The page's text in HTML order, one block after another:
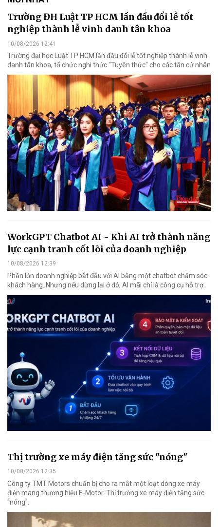
Trường ĐH Luật TP HCM lần đầu đổi lễ tốt
nghiệp thành lễ vinh danh tân khoa
10/08/2026 12:41
Trường đại học Luật TP HCM lần đầu đổi lễ tốt nghiệp thành lễ vinh
danh tân khoa, tổ chức nghi thức "Tuyên thức" cho các tân cử nhân
WorkGPT Chatbot AI - Khi AI trở thành năng
lực cạnh tranh cốt lõi của doanh nghiệp
10/08/2026 12:39
Phần lớn doanh nghiệp bắt đầu với AI bằng một chatbot chăm sóc
khách hàng. Nhưng nếu dừng lại ở đó, AI mãi chỉ là công cụ hỗ trợ.
Thị trường xe máy điện tăng sức "nóng"
10/08/2026 12:35
Công ty TMT Motors chuẩn bị cho ra mắt một loạt dòng xe máy
điện mang thương hiệu E-Motor. Thị trường xe máy điện tăng sức
"nóng".